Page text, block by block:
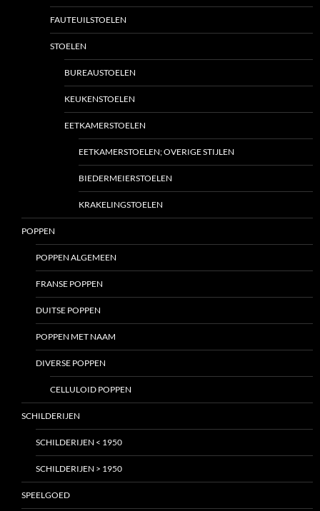
FAUTEUILSTOELEN
STOELEN
BUREAUSTOELEN
KEUKENSTOELEN
EETKAMERSTOELEN
EETKAMERSTOELEN; OVERIGE STIJLEN
BIEDERMEIERSTOELEN
KRAKELINGSTOELEN
POPPEN
POPPEN ALGEMEEN
FRANSE POPPEN
DUITSE POPPEN
POPPEN MET NAAM
DIVERSE POPPEN
CELLULOID POPPEN
SCHILDERIJEN
SCHILDERIJEN < 1950
SCHILDERIJEN > 1950
SPEELGOED